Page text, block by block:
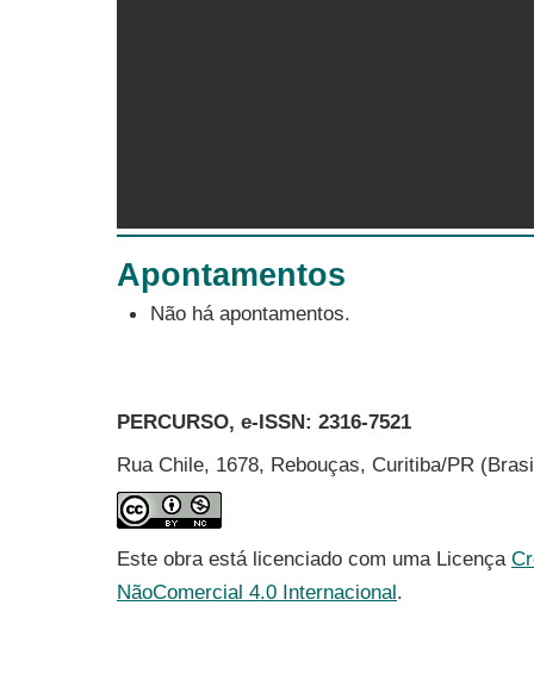
Apontamentos
Não há apontamentos.
PERCURSO, e-ISSN: 2316-7521
Rua Chile, 1678, Rebouças, Curitiba/PR
Este obra está licenciado com uma Licença
NãoComercial 4.0 Internacional.